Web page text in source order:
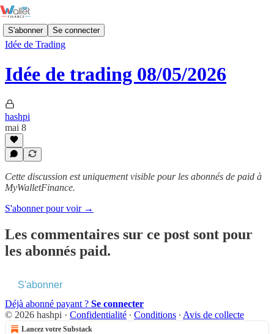
S'abonner Se connecter
Idée de Trading
Idée de trading 08/05/2026
hashpi
mai 8
Cette discussion est uniquement visible pour les abonnés de paid à
MyWalletFinance.
S'abonner pour voir →
Les commentaires sur ce post sont pour
les abonnés paid.
S'abonner
Déjà abonné payant ? Se connecter
© 2026 hashpi · Confidentialité ∙ Conditions ∙ Avis de collecte
Lancez votre Substack